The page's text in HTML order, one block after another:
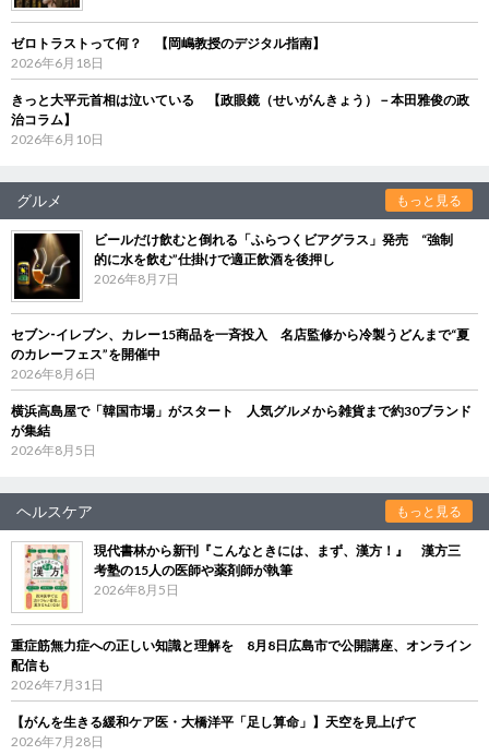
ゼロトラストって何？ 【岡嶋教授のデジタル指南】
2026年6月18日
きっと大平元首相は泣いている 【政眼鏡（せいがんきょう）－本田雅俊の政
治コラム】
2026年6月10日
グルメ もっと見る
ビールだけ飲むと倒れる「ふらつくビアグラス」発売 “強制
的に水を飲む”仕掛けで適正飲酒を後押し
2026年8月7日
セブン‐イレブン、カレー15商品を一斉投入 名店監修から冷製うどんまで“夏
のカレーフェス”を開催中
2026年8月6日
横浜高島屋で「韓国市場」がスタート 人気グルメから雑貨まで約30ブランド
が集結
2026年8月5日
ヘルスケア もっと見る
現代書林から新刊『こんなときには、まず、漢方！』 漢方三
考塾の15人の医師や薬剤師が執筆
2026年8月5日
重症筋無力症への正しい知識と理解を 8月8日広島市で公開講座、オンライン
配信も
2026年7月31日
【がんを生きる緩和ケア医・大橋洋平「足し算命」】天空を見上げて
2026年7月28日